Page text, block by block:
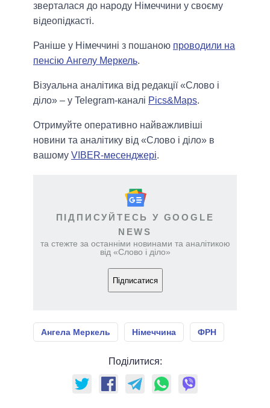
зверталася до народу Німеччини у своєму
відеопідкасті.
Раніше у Німеччині з пошаною проводили на
пенсію Ангелу Меркель.
Візуальна аналітика від редакції «Слово і
діло» – у Telegram-каналі Pics&Maps.
Отримуйте оперативно найважливіші
новини та аналітику від «Слово і діло» в
вашому VIBER-месенджері.
ПІДПИСУЙТЕСЬ У GOOGLE
NEWS
та стежте за останніми новинами та аналітикою
від «Слово і діло»
Підписатися
Ангела Меркель Німеччина ФРН
Поділитися: